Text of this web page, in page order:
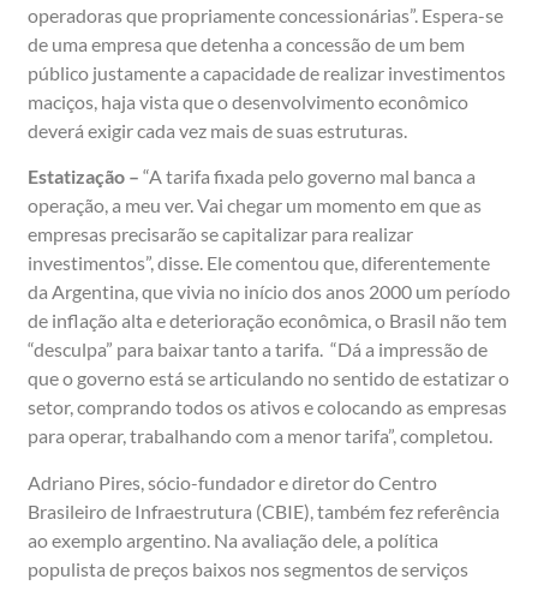
operadoras que propriamente concessionárias”. Espera-se
de uma empresa que detenha a concessão de um bem
público justamente a capacidade de realizar investimentos
maciços, haja vista que o desenvolvimento econômico
deverá exigir cada vez mais de suas estruturas.
Estatização – “A tarifa fixada pelo governo mal banca a
operação, a meu ver. Vai chegar um momento em que as
empresas precisarão se capitalizar para realizar
investimentos”, disse. Ele comentou que, diferentemente
da Argentina, que vivia no início dos anos 2000 um período
de inflação alta e deterioração econômica, o Brasil não tem
“desculpa” para baixar tanto a tarifa. “Dá a impressão de
que o governo está se articulando no sentido de estatizar o
setor, comprando todos os ativos e colocando as empresas
para operar, trabalhando com a menor tarifa”, completou.
Adriano Pires, sócio-fundador e diretor do Centro
Brasileiro de Infraestrutura (CBIE), também fez referência
ao exemplo argentino. Na avaliação dele, a política
populista de preços baixos nos segmentos de serviços